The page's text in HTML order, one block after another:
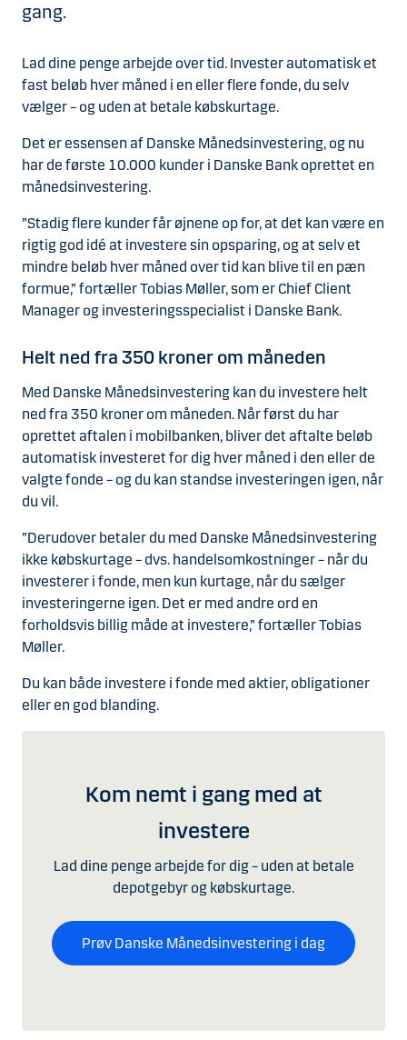
gang.
Lad dine penge arbejde over tid. Invester automatisk et
fast beløb hver måned i en eller flere fonde, du selv
vælger – og uden at betale købskurtage.
Det er essensen af Danske Månedsinvestering, og nu
har de første 10.000 kunder i Danske Bank oprettet en
månedsinvestering.
”Stadig flere kunder får øjnene op for, at det kan være en
rigtig god idé at investere sin opsparing, og at selv et
mindre beløb hver måned over tid kan blive til en pæn
formue,” fortæller Tobias Møller, som er Chief Client
Manager og investeringsspecialist i Danske Bank.
Helt ned fra 350 kroner om måneden
Med Danske Månedsinvestering kan du investere helt
ned fra 350 kroner om måneden. Når først du har
oprettet aftalen i mobilbanken, bliver det aftalte beløb
automatisk investeret for dig hver måned i den eller de
valgte fonde – og du kan standse investeringen igen, når
du vil.
”Derudover betaler du med Danske Månedsinvestering
ikke købskurtage – dvs. handelsomkostninger – når du
investerer i fonde, men kun kurtage, når du sælger
investeringerne igen. Det er med andre ord en
forholdsvis billig måde at investere,” fortæller Tobias
Møller.
Du kan både investere i fonde med aktier, obligationer
eller en god blanding.
Kom nemt i gang med at
investere
Lad dine penge arbejde for dig – uden at betale
depotgebyr og købskurtage.
Prøv Danske Månedsinvestering i dag